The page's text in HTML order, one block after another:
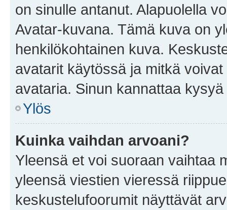
on sinulle antanut. Alapuolella
Avatar-kuvana. Tämä kuva on
henkilökohtainen kuva.
avatarit käytössä ja mitkä
avataria. Sinun kannattaa
Ylös
Kuinka vaihdan arvoani?
Yleensä et voi suoraan vaihtaa
yleensä viestien vieressä
keskustelufoorumit näyttävät